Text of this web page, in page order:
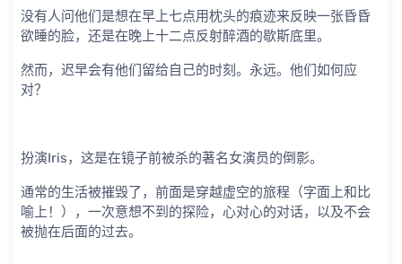
没有人问他们是想在早上七点用枕头的痕迹来反映一张昏昏
欲睡的脸，还是在晚上十二点反射醉酒的歇斯底里。
然而，迟早会有他们留给自己的时刻。永远。他们如何应
对？
扮演Iris，这是在镜子前被杀的著名女演员的倒影。
通常的生活被摧毁了，前面是穿越虚空的旅程（字面上和比
喻上！），一次意想不到的探险，心对心的对话，以及不会
被抛在后面的过去。